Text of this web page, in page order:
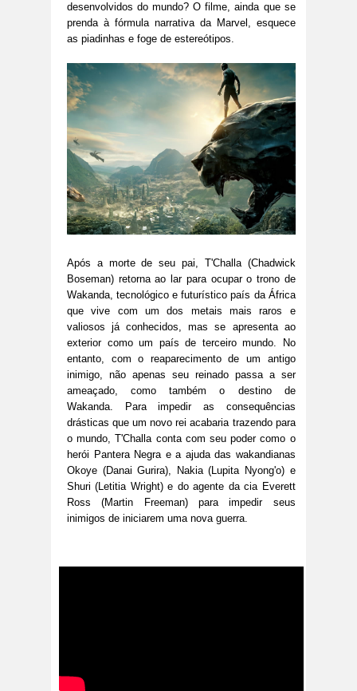
desenvolvidos do mundo? O filme, ainda que se
prenda à fórmula narrativa da Marvel, esquece
as piadinhas e foge de estereótipos.
Após a morte de seu pai, T'Challa (Chadwick
Boseman) retorna ao lar para ocupar o trono de
Wakanda, tecnológico e futurístico país da África
que vive com um dos metais mais raros e
valiosos já conhecidos, mas se apresenta ao
exterior como um país de terceiro mundo. No
entanto, com o reaparecimento de um antigo
inimigo, não apenas seu reinado passa a ser
ameaçado, como também o destino de
Wakanda. Para impedir as consequências
drásticas que um novo rei acabaria trazendo para
o mundo, T'Challa conta com seu poder como o
herói Pantera Negra e a ajuda das wakandianas
Okoye (Danai Gurira), Nakia (Lupita Nyong'o) e
Shuri (Letitia Wright) e do agente da cia Everett
Ross (Martin Freeman) para impedir seus
inimigos de iniciarem uma nova guerra.